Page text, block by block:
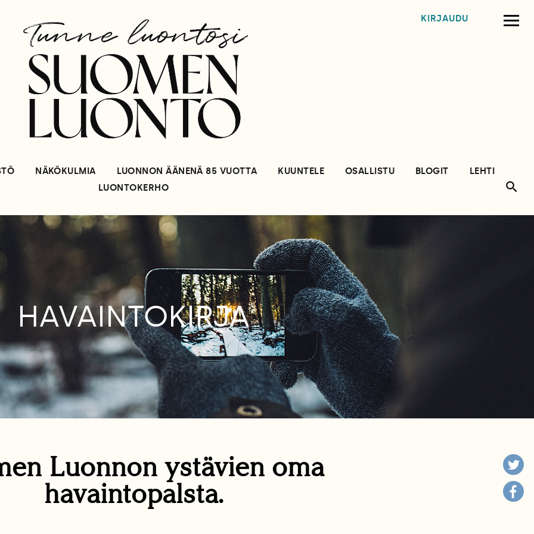
KIRJAUDU
NÄKÖKULMIA LUONNON ÄÄNENÄ 85 VUOTTA KUUNTELE OSALLISTU BLOGIT
LEHTI
LUONTOKERHO
HAVAINTOKIRJA
Luonnon ystävien oma
havaintopalsta.